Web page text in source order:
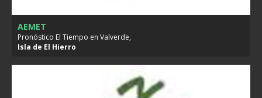
AEMET
Pronóstico El Tiempo en Valverde,
Isla de El Hierro